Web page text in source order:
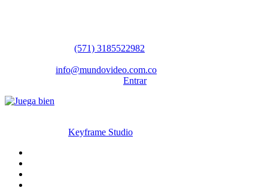
(57​​1) 3185522982
info@mundovideo.com.co
Entrar
Keyframe Studio